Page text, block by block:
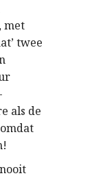
met
twee
als de